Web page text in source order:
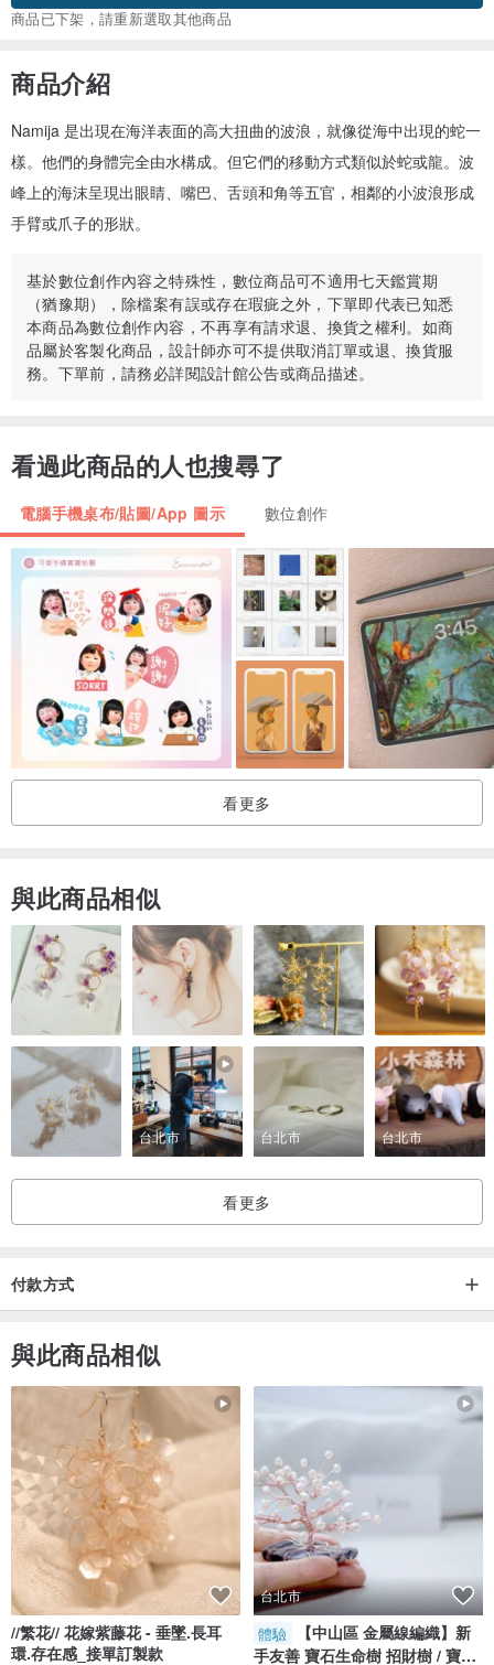
商品已下架，請重新選取其他商品
商品介紹
Namija 是出現在海洋表面的高大扭曲的波浪，就像從海中出現的蛇一
樣。他們的身體完全由水構成。但它們的移動方式類似於蛇或龍。波
峰上的海沫呈現出眼睛、嘴巴、舌頭和角等五官，相鄰的小波浪形成
手臂或爪子的形狀。
基於數位創作內容之特殊性，數位商品可不適用七天鑑賞期
（猶豫期），除檔案有誤或存在瑕疵之外，下單即代表已知悉
本商品為數位創作內容，不再享有請求退、換貨之權利。如商
品屬於客製化商品，設計師亦可不提供取消訂單或退、換貨服
務。下單前，請務必詳閱設計館公告或商品描述。
看過此商品的人也搜尋了
電腦手機桌布/貼圖/App 圖示 數位創作
看更多
與此商品相似
台北市 台北市 台北市
看更多
付款方式
與此商品相似
//繁花// 花嫁紫藤花 - 垂墜.長耳
環.存在感_接單訂製款
台北市
體驗
【中山區 金屬線編織】新
手友善 寶石生命樹 招財樹 / 寶石